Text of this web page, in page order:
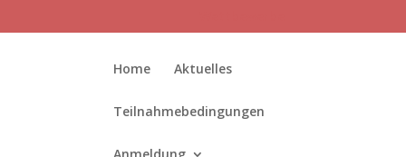
Home Aktuelles
Teilnahmebedingungen